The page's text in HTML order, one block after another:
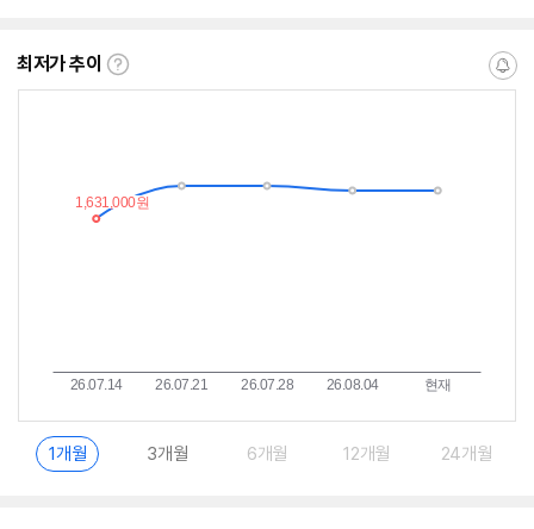
최저가 추이
최
알
1개월 3개월 6개월 12개월 24개월